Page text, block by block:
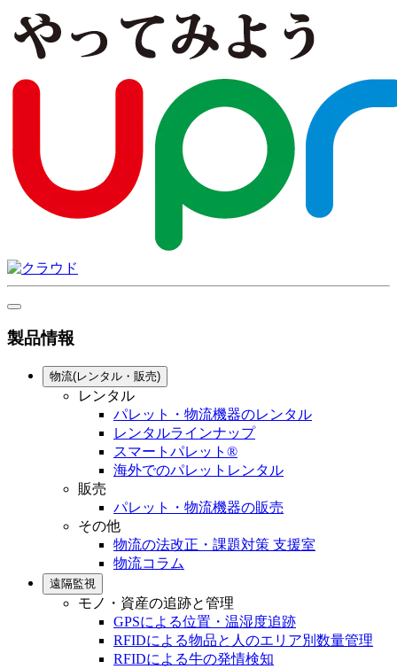
製品情報
物流(レンタル・販売)
レンタル
パレット・物流機器のレンタル
レンタルラインナップ
スマートパレット®
海外でのパレットレンタル
販売
パレット・物流機器の販売
その他
物流の法改正・課題対策 支援室
物流コラム
遠隔監視
モノ・資産の追跡と管理
GPSによる位置・温湿度追跡
RFIDによる物品と人のエリア別数量管理
RFIDによる牛の発情検知